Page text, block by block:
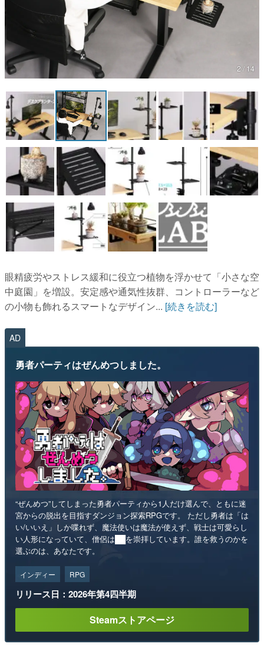
アプリレビュー
その他
電ファミニコゲーマーとは？
運営：株式会社マレ
2 / 14
眼精疲労やストレス緩和に役立つ植物を浮かせて「小さな空
中庭園」を増設。安定感や通気性抜群、コントローラーなど
の小物も飾れるスマートなデザイン... [続きを読む]
AD
勇者パーティはぜんめつしました。
“ぜんめつ”してしまった勇者パーティから1人だけ選んで、ともに迷
宮からの脱出を目指すダンジョン探索RPGです。 ただし勇者は「は
い/いいえ」しか喋れず、魔法使いは魔法が使えず、戦士は可愛らし
い人形になっていて、僧侶は██を崇拝しています。誰を救うのかを
選ぶのは、あなたです。
インディー RPG
リリース日：2026年第4四半期
Steamストアページ